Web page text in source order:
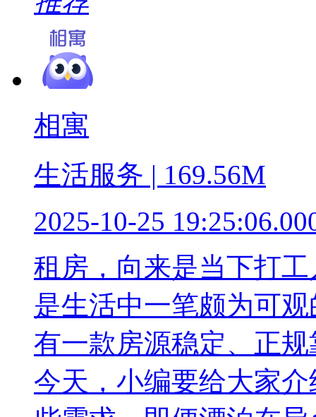
相寓
生活服务 | 169.56M
2025-10-25
租房，向来是当下打
是生活中一笔颇为可
有一款房源稳定、正
今天，小编要给大家